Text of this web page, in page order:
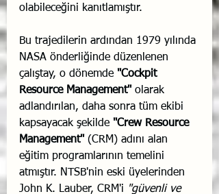
olabileceğini kanıtlamıştır.
Bu trajedilerin ardından 1979 yılında
NASA önderliğinde düzenlenen
çalıştay, o dönemde "Cockpit
Resource Management" olarak
adlandırılan, daha sonra tüm ekibi
kapsayacak şekilde "Crew Resource
Management" (CRM) adını alan
eğitim programlarının temelini
atmıştır. NTSB'nin eski üyelerinden
John K. Lauber, CRM'i "güvenli ve